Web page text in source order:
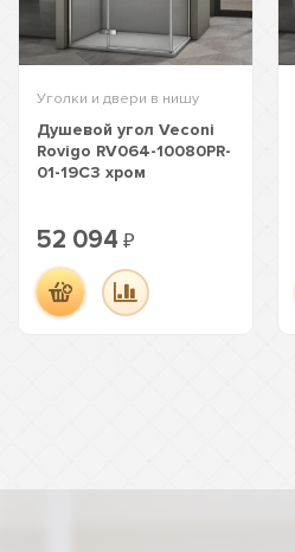
Уголки и двери в нишу
Душевой угол Veconi
Rovigo RV064-10080PR-
01-19C3 хром
52 094 ₽